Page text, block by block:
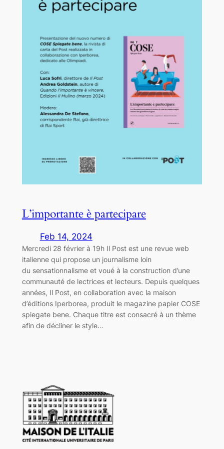
L’importante è partecipare
Feb 14, 2024
Mercredi 28 février à 19h Il Post est une revue web
italienne qui propose un journalisme loin
du sensationnalisme et voué à la construction d’une
communauté de lectrices et lecteurs. Depuis quelques
années, Il Post, en collaboration avec la maison
d’éditions Iperborea, produit le magazine papier COSE
spiegate bene. Chaque titre est consacré à un thème
afin de décliner le style…